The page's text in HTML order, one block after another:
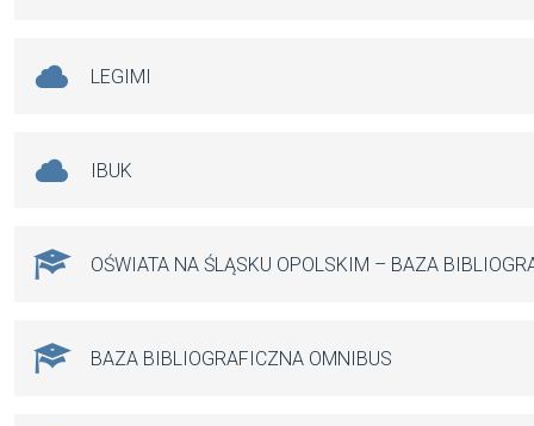
LEGIMI
IBUK
OŚWIATA NA ŚLĄSKU OPOLSKIM – BAZA
BAZA BIBLIOGRAFICZNA OMNIBUS